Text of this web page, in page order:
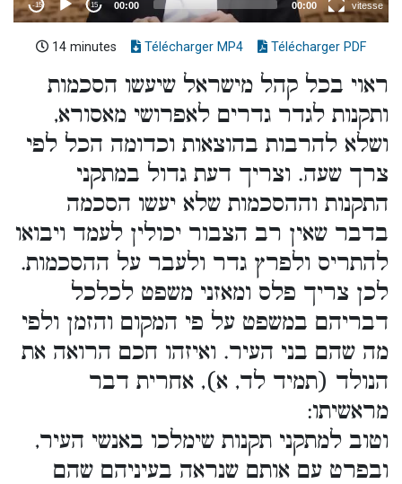
14 minutes Télécharger MP4 Télécharger PDF
ראוי בכל קהל מישראל שיעשו הסכמות
ותקנות לגדר גדרים לאפרושי מאסורא,
ושלא להרבות בהוצאות וכדומה הכל לפי
צרך שעה. וצריך דעת גדול במתקני
התקנות וההסכמות שלא יעשו הסכמה
בדבר שאין רב הצבור יכולין לעמד ויבואו
להתריס ולפרץ גדר ולעבר על ההסכמות.
לכן צריך פלס ומאזני משפט לכלכל
דבריהם במשפט על פי המקום והזמן ולפי
מה שהם בני העיר. ואיזהו חכם הרואה את
הנולד (תמיד לד, א), אחרית דבר
מראשיתו:
וטוב למתקני תקנות שימלכו באנשי העיר,
ובפרט עם אותם שנראה בעיניהם שהם